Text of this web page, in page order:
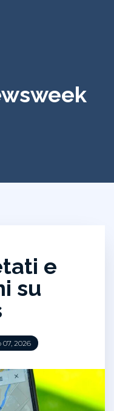
e
su
2026